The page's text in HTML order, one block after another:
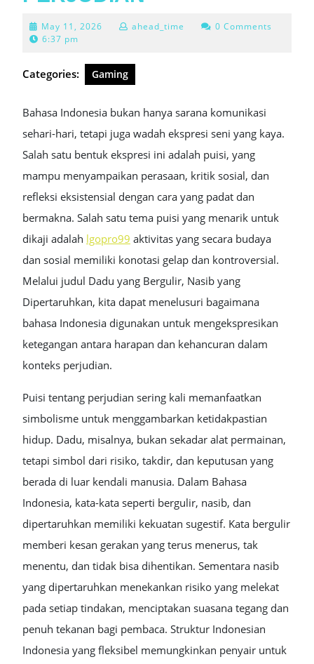
May 11, 2026 May
ahead_time
0 Comments
6:37 pm
Categories: Gaming
Bahasa Indonesia bukan hanya sarana komunikasi
sehari-hari, tetapi juga wadah ekspresi seni yang kaya.
Salah satu bentuk ekspresi ini adalah puisi, yang
mampu menyampaikan perasaan, kritik sosial, dan
refleksi eksistensial dengan cara yang padat dan
bermakna. Salah satu tema puisi yang menarik untuk
dikaji adalah lgopro99 aktivitas yang secara budaya
dan sosial memiliki konotasi gelap dan kontroversial.
Melalui judul Dadu yang Bergulir, Nasib yang
Dipertaruhkan, kita dapat menelusuri bagaimana
bahasa Indonesia digunakan untuk mengekspresikan
ketegangan antara harapan dan kehancuran dalam
konteks perjudian.
Puisi tentang perjudian sering kali memanfaatkan
simbolisme untuk menggambarkan ketidakpastian
hidup. Dadu, misalnya, bukan sekadar alat permainan,
tetapi simbol dari risiko, takdir, dan keputusan yang
berada di luar kendali manusia. Dalam Bahasa
Indonesia, kata-kata seperti bergulir, nasib, dan
dipertaruhkan memiliki kekuatan sugestif. Kata bergulir
memberi kesan gerakan yang terus menerus, tak
menentu, dan tidak bisa dihentikan. Sementara nasib
yang dipertaruhkan menekankan risiko yang melekat
pada setiap tindakan, menciptakan suasana tegang dan
penuh tekanan bagi pembaca. Struktur Indonesian
Indonesia yang fleksibel memungkinkan penyair untuk